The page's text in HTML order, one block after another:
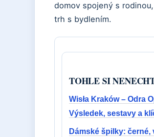
domov spojený s
trh s bydlením.
TOHLE SI
Wisła Kraków – Odra
Výsledek, sestavy a
Dámské špilky: černé,